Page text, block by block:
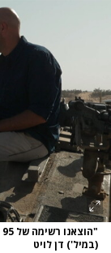
(במיל') דן לויט